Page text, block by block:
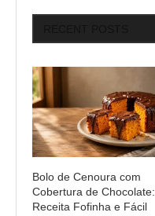
Bolo de Cenoura com
Cobertura de Chocolate:
Receita Fofinha e Fácil